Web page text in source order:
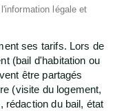
légale et
ses tarifs. Lors de
(bail d'habitation ou
être partagés
(visite du logement,
rédaction du bail, état